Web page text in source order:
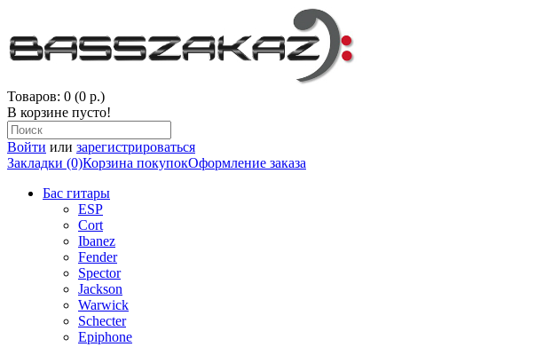
Товаров: 0 (0 р.)
В корзине пусто!
Войти или зарегистрироваться
Закладки (0)Корзина покупокОформление заказа
Бас гитары
ESP
Cort
Ibanez
Fender
Spector
Jackson
Warwick
Schecter
Epiphone